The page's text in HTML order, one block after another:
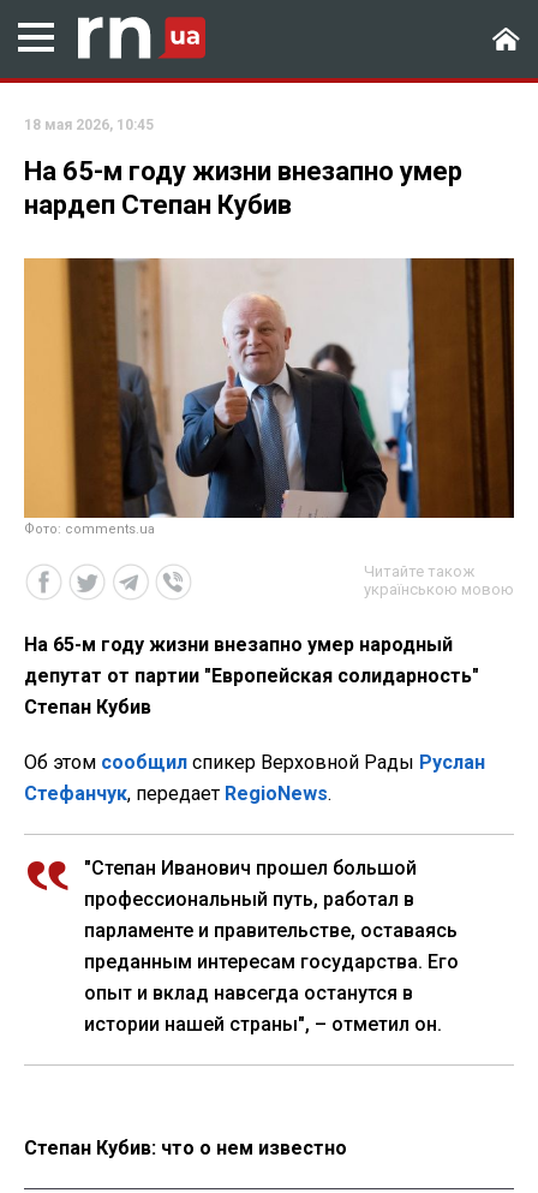
18 мая 2026, 10:45
На 65-м году жизни внезапно умер
нардеп Степан Кубив
Фото: comments.ua
Читайте також
українською мовою
На 65-м году жизни внезапно умер народный
депутат от партии "Европейская солидарность"
Степан Кубив
Об этом сообщил спикер Верховной Рады Руслан
Стефанчук, передает RegioNews.
"Степан Иванович прошел большой
профессиональный путь, работал в
парламенте и правительстве, оставаясь
преданным интересам государства. Его
опыт и вклад навсегда останутся в
истории нашей страны", – отметил он.
Степан Кубив: что о нем известно